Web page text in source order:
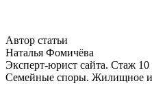
Автор статьи
Наталья Фомичёва
Эксперт-юрист сайта. Стаж 10
Семейные споры. Жилищное и